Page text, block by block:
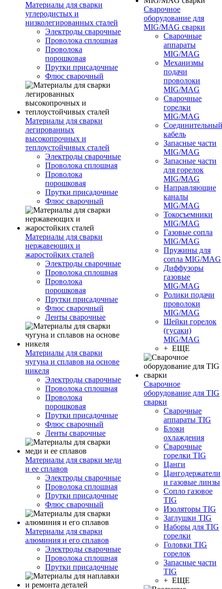
Материалы для сварки
углеродистых и
низколегированных сталей
Электроды сварочные
Проволока сплошная
Проволока
порошковая
Прутки присадочные
Флюс сварочный
Материалы для сварки
легированных
высокопрочных и
теплоустойчивых сталей
Электроды сварочные
Проволока сплошная
Проволока
порошковая
Прутки присадочные
Флюс сварочный
Материалы для сварки
нержавеющих и
жаростойких сталей
Электроды сварочные
Проволока сплошная
Проволока
порошковая
Прутки присадочные
Флюс сварочный
Ленты сварочные
Материалы для сварки
чугуна и сплавов на основе
никеля
Электроды сварочные
Проволока сплошная
Проволока
порошковая
Прутки присадочные
Флюс сварочный
Ленты сварочные
Материалы для сварки меди
и ее сплавов
Электроды сварочные
Проволока сплошная
Прутки присадочные
Флюс сварочный
Материалы для сварки
алюминия и его сплавов
Электроды сварочные
Проволока сплошная
Прутки присадочные
Сварочное
оборудование для
MIG/MAG сварки
Сварочные
аппараты
MIG/MAG
Механизмы
подачи
проволоки
MIG/MAG
Сварочные
горелки
MIG/MAG
Соединительный
кабель
Запасные части
MIG/MAG
Запасные части
для горелок
MIG/MAG
Направляющие
каналы
MIG/MAG
Токосъемники
MIG/MAG
Газовые сопла
MIG/MAG
Пружины для
сопла MIG/MAG
Диффузоры
газовые
MIG/MAG
Ролики подачи
проволоки
MIG/MAG
Шейки горелок
(гусаки)
MIG/MAG
+ ЕЩЕ
Сварочное
оборудование для TIG
сварки
Сварочные
аппараты TIG
Блоки
охлаждения
Сварочные
горелки TIG
Цанги
Цангодержатели
и газовые линзы
Сопло газовое
TIG
Изоляторы TIG
Заглушки TIG
Наборы для TIG
горелки
Головки TIG
горелок
Запасные части
TIG
+ ЕЩЕ